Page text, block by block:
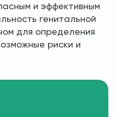
и эффективным
генитальной
для определения
риски и